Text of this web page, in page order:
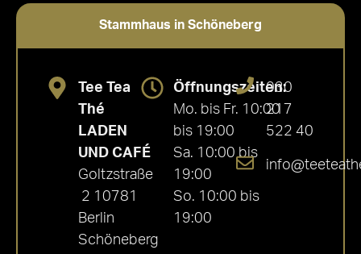
Stammhaus in Schöneberg
Tee Tea
Thé
LADEN
UND CAFÉ
Goltzstraße
2 10781
Berlin
Schöneberg
Öffnungszeiten:
Mo. bis Fr. 10:00
bis 19:00
Sa. 10:00 bis
19:00
So. 10:00 bis
19:00
030
217
522 40